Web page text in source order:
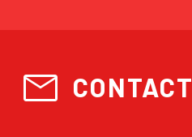
mail CONTACT